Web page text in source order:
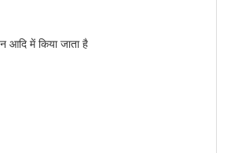
आदि में किया जाता है